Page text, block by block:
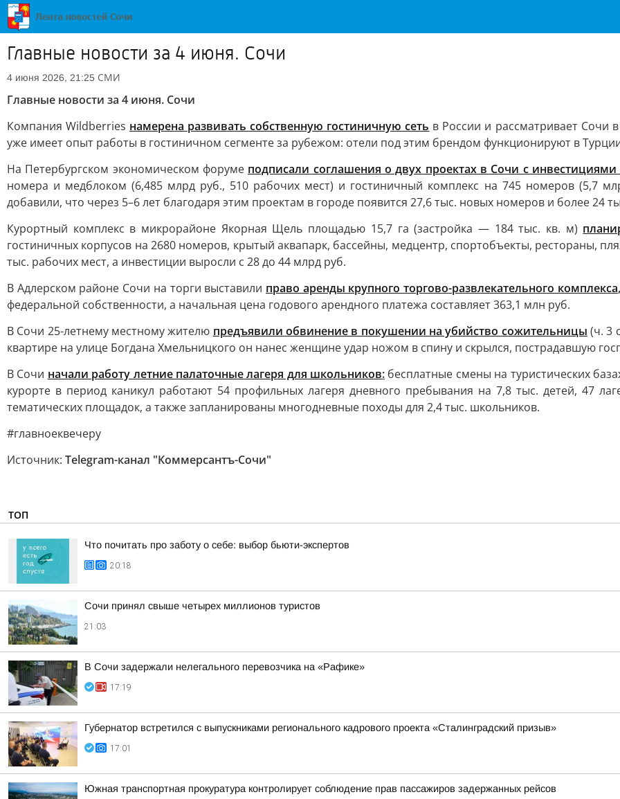
Главные новости за 4 июня. Сочи
4 июня 2026, 21:25 СМИ
Главные новости за 4 июня. Сочи
Компания Wildberries намерена развивать собственную гостиничную сеть в России и рассматривает Сочи
уже имеет опыт работы в гостиничном сегменте за рубежом: отели под этим брендом функционируют в
На Петербургском экономическом форуме подписали соглашения о двух проектах в Сочи с
номера и медблоком (6,485 млрд руб., 510 рабочих мест) и гостиничный комплекс на 745 номеров (5,7
добавили, что через 5–6 лет благодаря этим проектам в городе появится 27,6 тыс. новых номеров и более 24
Курортный комплекс в микрорайоне Якорная Щель площадью 15,7 га (застройка — 184 тыс. кв. м)
гостиничных корпусов на 2680 номеров, крытый аквапарк, бассейны, медцентр, спортобъекты, рестораны,
тыс. рабочих мест, а инвестиции выросли с 28 до 44 млрд руб.
В Адлерском районе Сочи на торги выставили право аренды крупного торгово-развлекательного комплекса,
федеральной собственности, а начальная цена годового арендного платежа составляет 363,1 млн руб.
В Сочи 25-летнему местному жителю предъявили обвинение в покушении на убийство сожительницы (ч. 3
квартире на улице Богдана Хмельницкого он нанес женщине удар ножом в спину и скрылся, пострадавшую
В Сочи начали работу летние палаточные лагеря для школьников: бесплатные смены на туристических
курорте в период каникул работают 54 профильных лагеря дневного пребывания на 7,8 тыс. детей, 47
тематических площадок, а также запланированы многодневные походы для 2,4 тыс. школьников.
#главноеквечеру
Источник: Telegram-канал "Коммерсантъ-Сочи"
ТОП
Что почитать про заботу о себе: выбор бьюти-экспертов
20:18
Сочи принял свыше четырех миллионов туристов
21:03
В Сочи задержали нелегального перевозчика на «Рафике»
17:19
Губернатор встретился с выпускниками регионального кадрового проекта «Сталинградский призыв»
17:01
Южная транспортная прокуратура контролирует соблюдение прав пассажиров задержанных рейсов